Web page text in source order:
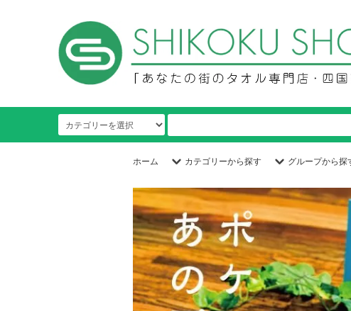
ホーム カテゴリーから探す グループから探